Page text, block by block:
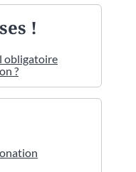
!
obligatoire
?